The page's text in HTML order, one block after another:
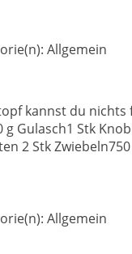
Allgemein
kannst du
Gulasch1 Stk
2 Stk
Allgemein